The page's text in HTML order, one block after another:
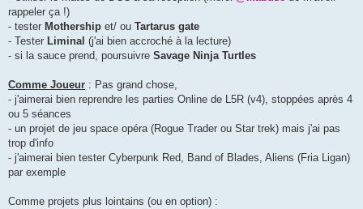
rappeler ça !)
- tester Mothership et/ ou Tartarus gate
- Tester Liminal (j'ai bien accroché à la lecture)
- si la sauce prend, poursuivre Savage Ninja Turtles
Comme Joueur : Pas grand chose,
- j'aimerai bien reprendre les parties Online de L5R (v4), stoppées après 4
ou 5 séances
- un projet de jeu space opéra (Rogue Trader ou Star trek) mais j'ai pas
trop d'info
- j'aimerai bien tester Cyberpunk Red, Band of Blades, Aliens (Fria Ligan)
par exemple
Comme projets plus lointains (ou en option) :